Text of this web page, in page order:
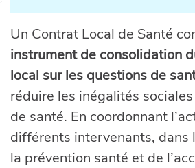
Un Contrat Local de Santé
instrument de consolidation
local sur les questions de
réduire les inégalités
de santé. En coordonnant
différents intervenants, dans
la prévention santé et de